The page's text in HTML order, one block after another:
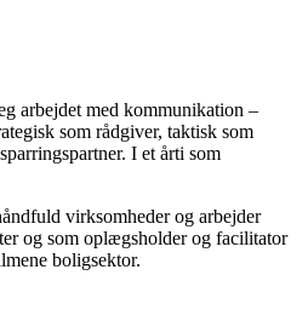
arbejdet med kommunikation –
som rådgiver, taktisk som
I et årti som
virksomheder og arbejder
og som oplægsholder og facilitator
boligsektor.